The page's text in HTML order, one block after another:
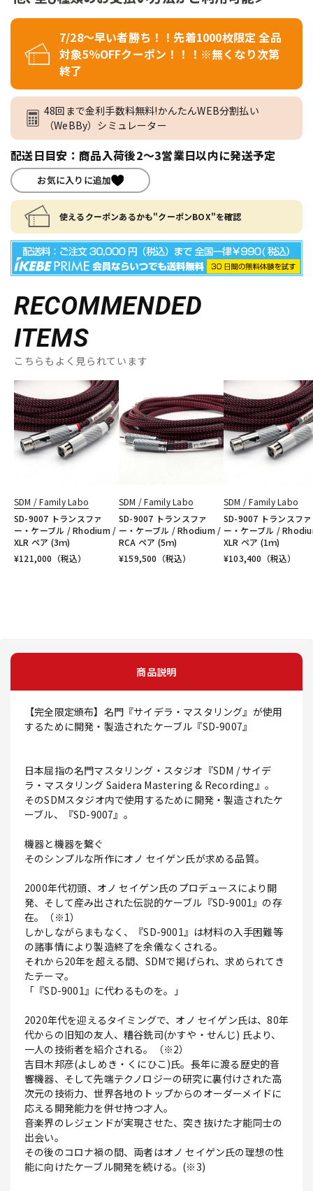
7/28～早い者勝ち！！先着1000枚限定 全品
対象5％OFFクーポン！！！※無くなり次第
終了
48回まで金利手数料無料!かんたんWEB分割払い
（WeBBy）シミュレーター
配送日目安：商品入荷後2～3営業日以内に発送予定
お気に入りに追加
使えるクーポンあるかも"クーポンBOX"を確認
RECOMMENDED
ITEMS
こちらもよく見られています
SDM / Family Labo
SD-9007 トランスファ
ー・ケーブル / Rhodium /
XLR ペア (3ｍ)
¥121,000 （税込）
SDM / Family Labo
SD-9007 トランスファ
ー・ケーブル / Rhodium /
RCA ペア (5ｍ)
¥159,500 （税込）
SDM / Family Labo
SD-9007 トランスファ
ー・ケーブル /
XLR ペア (1ｍ)
¥103,400 （税込）
商品説明
【完全限定頒布】名門『サイデラ・マスタリング』が使用
するために開発・製造されたケーブル『SD-9007』
日本屈指の名門マスタリング・スタジオ『SDM / サイデ
ラ・マスタリング Saidera Mastering & Recording』。
そのSDMスタジオ内で使用するために開発・製造されたケ
ーブル、『SD-9007』。
機器と機器を繋ぐ
そのシンプルな所作にオノ セイゲン氏が求める品質。
2000年代初頭、オノ セイゲン氏のプロデュースにより開
発、そして産み出された伝説的ケーブル『SD-9001』の存
在。（※1）
しかしながらまもなく、『SD-9001』は材料の入手困難等
の諸事情により製造終了を余儀なくされる。
それから20年を超える間、SDMで掲げられ、求められてき
たテーマ。
「『SD-9001』に代わるものを。」
2020年代を迎えるタイミングで、オノ セイゲン氏は、80年
代からの旧知の友人、糟谷銑司(かすや・せんじ) 氏より、
一人の技術者を紹介される。（※2）
吉目木邦彦(よしめき・くにひこ)氏。長年に渡る歴史的音
響機器、そして先端テクノロジーの研究に裏付けされた高
次元の技術力、世界各地のトップからのオーダーメイドに
応える開発能力を併せ持つ才人。
音楽界のレジェンドが実現させた、突き抜けた才能同士の
出会い。
その後のコロナ禍の間、両者はオノ セイゲン氏の理想の性
能に向けたケーブル開発を続ける。(※3)